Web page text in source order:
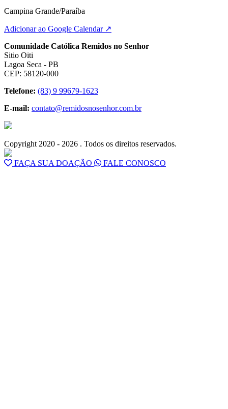
Campina Grande/Paraíba
Adicionar ao Google Calendar ↗
Comunidade Católica Remidos no Senhor
Sitio Oiti
Lagoa Seca - PB
CEP: 58120-000
Telefone: (83) 9 99679-1623
E-mail: contato@remidosnosenhor.com.br
Copyright 2020 - 2026 . Todos os direitos reservados.
FAÇA SUA DOAÇÃO FALE CONOSCO